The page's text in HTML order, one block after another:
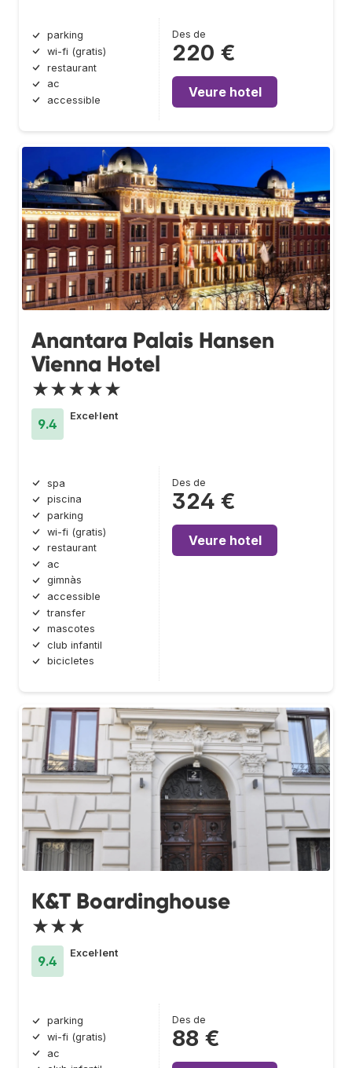
parking
wi-fi (gratis)
restaurant
ac
accessible
Des de
220 €
Veure hotel
Anantara Palais Hansen
Vienna Hotel
★★★★★
9.4
Excel·lent
spa
piscina
parking
wi-fi (gratis)
restaurant
ac
gimnàs
accessible
transfer
mascotes
club infantil
bicicletes
Des de
324 €
Veure hotel
K&T Boardinghouse
★★★
9.4
Excel·lent
parking
wi-fi (gratis)
ac
Des de
88 €